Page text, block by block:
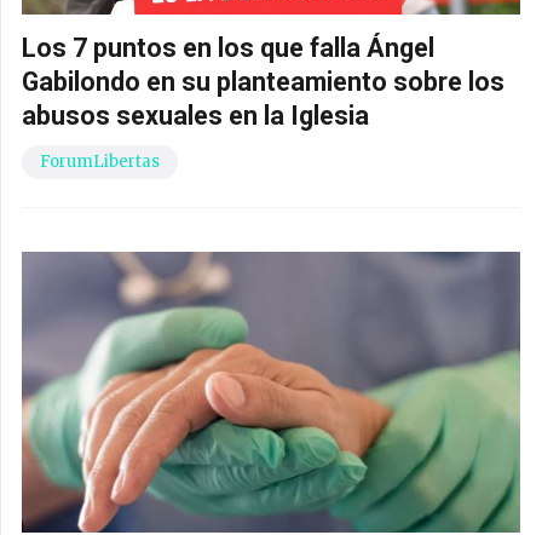
Los 7 puntos en los que falla Ángel
Gabilondo en su planteamiento sobre los
abusos sexuales en la Iglesia
ForumLibertas